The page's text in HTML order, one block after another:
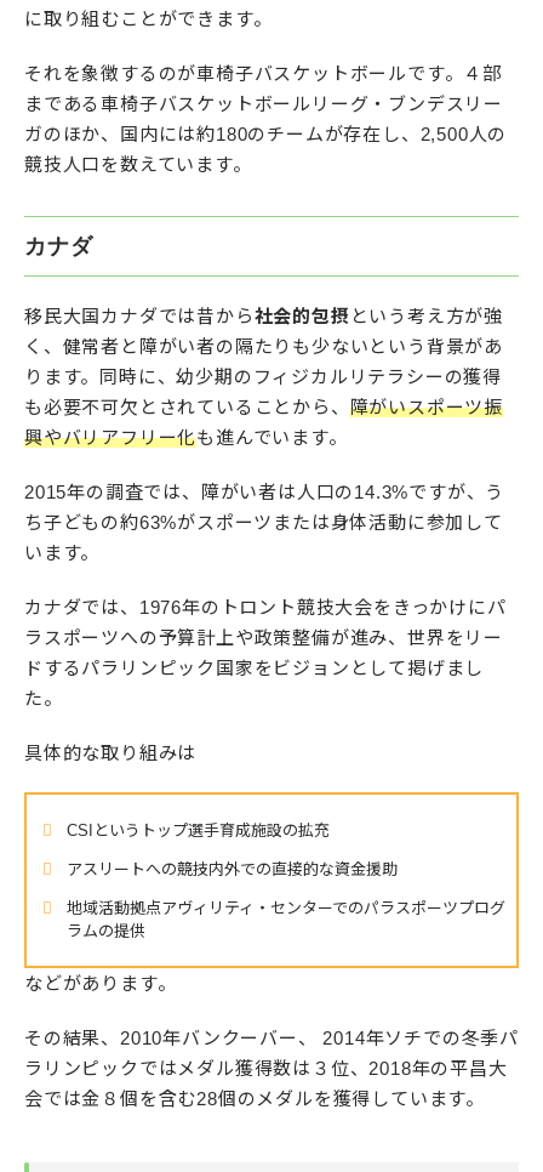
に取り組むことができます。
それを象徴するのが車椅子バスケットボールです。４部
まである車椅子バスケットボールリーグ・ブンデスリー
ガのほか、国内には約180のチームが存在し、2,500人の
競技人口を数えています。
カナダ
移民大国カナダでは昔から社会的包摂 という考え方が強
く、健常者と障がい者の隔たりも少ないという背景があ
ります。同時に、幼少期のフィジカルリテラシーの獲得
も必要不可欠とされていることから、 障がいスポーツ振
興やバリアフリー化も進んでいます。
2015年の調査では、障がい者は人口の14.3%ですが、う
ち子どもの約63%がスポーツまたは身体活動に参加して
います。
カナダでは、1976年のトロント競技大会をきっかけにパ
ラスポーツへの予算計上や政策整備が進み、世界をリー
ドするパラリンピック国家をビジョンとして掲げまし
た。
具体的な取り組みは
CSIというトップ選手育成施設の拡充
アスリートへの競技内外での直接的な資金援助
地域活動拠点アヴィリティ・センターでのパラスポーツプログ
ラムの提供
などがあります。
その結果、2010年バンクーバー、 2014年ソチでの冬季パ
ラリンピックではメダル獲得数は３位、2018年の平昌大
会では金８個を含む28個のメダルを獲得しています。